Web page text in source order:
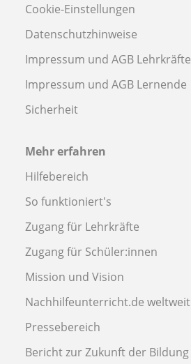
Cookie-Einstellungen
Datenschutzhinweise
Impressum und AGB Lehrkräfte
Impressum und AGB Lernende
Sicherheit
Mehr erfahren
Hilfebereich
So funktioniert's
Zugang für Lehrkräfte
Zugang für Schüler:innen
Mission und Vision
Nachhilfeunterricht.de weltweit
Pressebereich
Bericht zur Zukunft der Bildung